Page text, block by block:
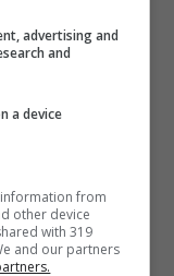
advertising and
and
a device
from
other device
with 319
and our partners